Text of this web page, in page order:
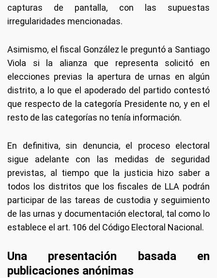
capturas de pantalla, con las supuestas
irregularidades mencionadas.
Asimismo, el fiscal González le preguntó a Santiago
Viola si la alianza que representa solicitó en
elecciones previas la apertura de urnas en algún
distrito, a lo que el apoderado del partido contestó
que respecto de la categoría Presidente no, y en el
resto de las categorías no tenía información.
En definitiva, sin denuncia, el proceso electoral
sigue adelante con las medidas de seguridad
previstas, al tiempo que la justicia hizo saber a
todos los distritos que los fiscales de LLA podrán
participar de las tareas de custodia y seguimiento
de las urnas y documentación electoral, tal como lo
establece el art. 106 del Código Electoral Nacional.
Una presentación basada en
publicaciones anónimas